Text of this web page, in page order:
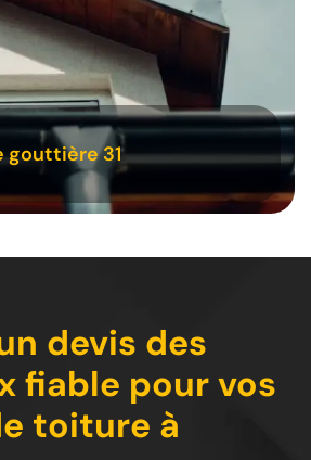
gouttière 31
devis des
fiable pour vos
toiture à